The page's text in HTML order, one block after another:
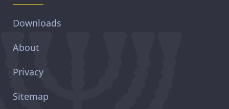
Downloads
About
Privacy
Sitemap